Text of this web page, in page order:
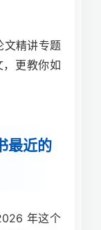
文精讲专题
更教你如
最近的
年这个